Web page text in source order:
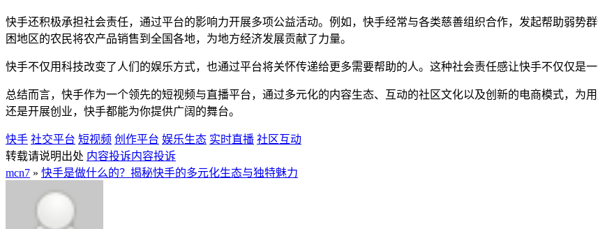
快手还积极承担社会责任，通过平台的影响力开展多项公益活动。例如，快手经常与各类慈善组织合作，发起帮助弱势
困地区的农民将农产品销售到全国各地，为地方经济发展贡献了力量。
快手不仅用科技改变了人们的娱乐方式，也通过平台将关怀传递给更多需要帮助的人。这种社会责任感让快手不仅仅是
总结而言，快手作为一个领先的短视频与直播平台，通过多元化的内容生态、互动的社区文化以及创新的电商模式，为
还是开展创业，快手都能为你提供广阔的舞台。
快手 社交平台 短视频 创作平台 娱乐生态 实时直播 社区互动
转载请说明出处 内容投诉内容投诉
mcn7 » 快手是做什么的？揭秘快手的多元化生态与独特魅力